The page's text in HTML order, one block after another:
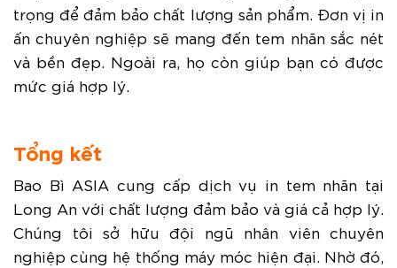
trọng để đảm bảo chất lượng sản phẩm. Đơn vị in
ấn chuyên nghiệp sẽ mang đến tem nhãn sắc nét
và bền đẹp. Ngoài ra, họ còn giúp bạn có được
mức giá hợp lý.
Tổng kết
Bao Bì ASIA cung cấp dịch vụ in tem nhãn tại
Long An với chất lượng đảm bảo và giá cả hợp lý.
Chúng tôi sở hữu đội ngũ nhân viên chuyên
nghiệp cùng hệ thống máy móc hiện đại. Nhờ đó,